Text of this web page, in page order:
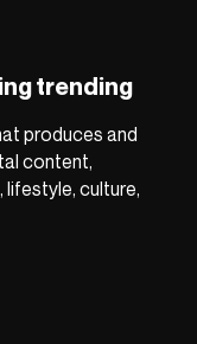
trending
produces and
content,
culture,